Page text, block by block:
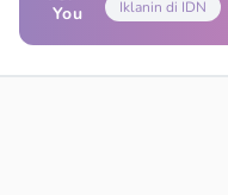
You
Iklanin di IDN